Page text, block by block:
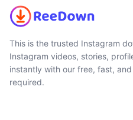
This is the trusted Instagram
Instagram videos, stories,
instantly with our free, fast,
required.